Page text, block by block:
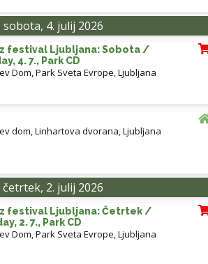
sobota, 4. julij 2026
festival Ljubljana: Sobota /
4. 7., Park CD
Dom, Park Sveta Evrope,Ljubljana
dom, Linhartova dvorana,Ljubljana
četrtek, 2. julij 2026
festival Ljubljana: Četrtek /
2. 7., Park CD
Dom, Park Sveta Evrope,Ljubljana